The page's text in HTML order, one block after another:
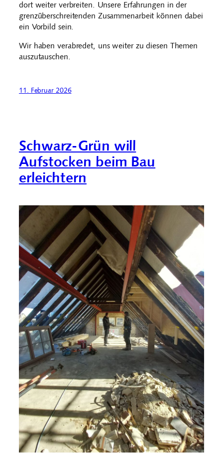
dort weiter verbreiten. Unsere Erfahrungen in der
grenzüberschreitenden Zusammenarbeit können dabei
ein Vorbild sein.
Wir haben verabredet, uns weiter zu diesen Themen
auszutauschen.
11. Februar 2026
Schwarz-Grün will
Aufstocken beim Bau
erleichtern